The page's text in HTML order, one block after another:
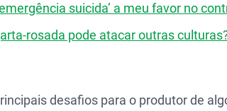
suicida’ a meu favor no
rosada pode atacar outras
desafios para o produtor de